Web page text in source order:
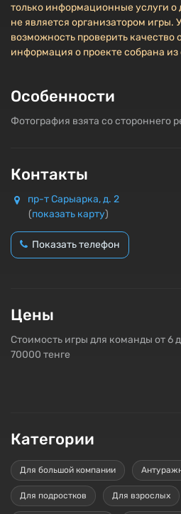
только информационные услуги о
не является организатором игры.
возможность проверить качество
информация о проекте собрана
Особенности
Фотография взята со стороннего
Контакты
пр-т Сарыарка, д. 2
(показать карту)
Показать телефон
Цены
Стоимость игры для команды от 6
70000 тенге
Категории
Для большой компании
Для подростков Для взрослых